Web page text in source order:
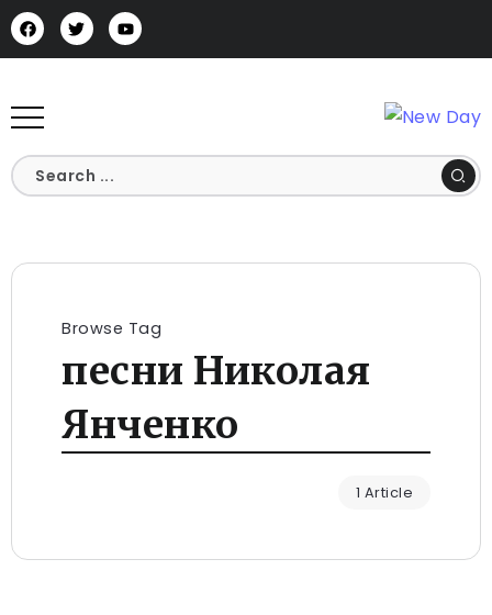
Browse Tag
песни Николая
Янченко
1 Article